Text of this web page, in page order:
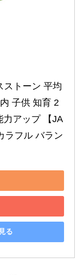
ストーン 平均
子供 知育 2
力アップ 【JA
ラフル バラン
る